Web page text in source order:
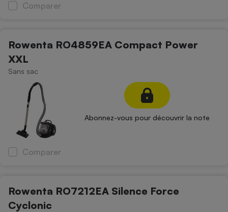
Comparer
Rowenta RO4859EA Compact Power
XXL
Sans sac
Abonnez-vous pour découvrir la note
Comparer
Rowenta RO7212EA Silence Force
Cyclonic